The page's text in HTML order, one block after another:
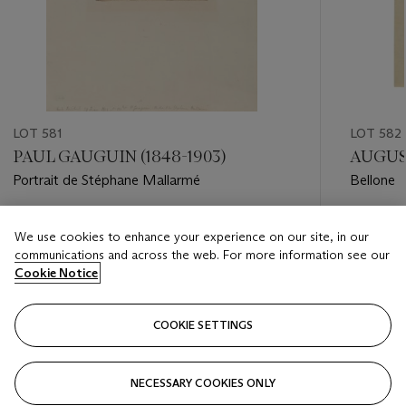
LOT 581
PAUL GAUGUIN (1848-1903)
Portrait de Stéphane Mallarmé
EUR 20,000 - EUR 30,000
Closed
LOT 582
Bellone
EUR
We use cookies to enhance your experience on our site, in our
communications and across the web. For more information see our
Cookie Notice
COOKIE SETTINGS
NECESSARY COOKIES ONLY